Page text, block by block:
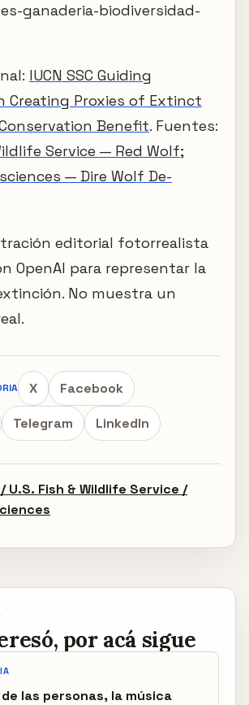
ganaderia-biodiversidad-
IUCN SSC Guiding
Creating Proxies of Extinct
Benefit. Fuentes:
Service — Red Wolf;
— Dire Wolf De-
editorial fotorrealista
OpenAI para representar la
No muestra un
X Facebook
Telegram LinkedIn
/ U.S. Fish & Wildlife Service /
por acá sigue
de las personas, la música